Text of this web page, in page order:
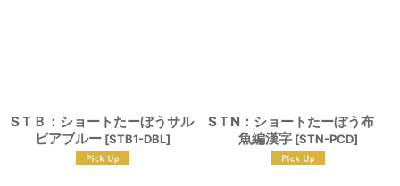
SＴＢ：ショートたーぼうサル
ビアブルー [STB1-DBL]
SＴN：ショートたーぼう布
魚編漢字 [STN-PCD]